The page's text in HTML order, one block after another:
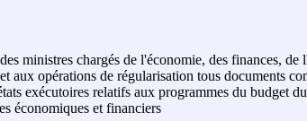
ministres chargés de l'économie, des finances,
aux opérations de régularisation tous documents
exécutoires relatifs aux programmes du budget
économiques et financiers